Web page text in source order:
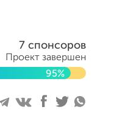
7 спонсоров
Проект завершен
95%